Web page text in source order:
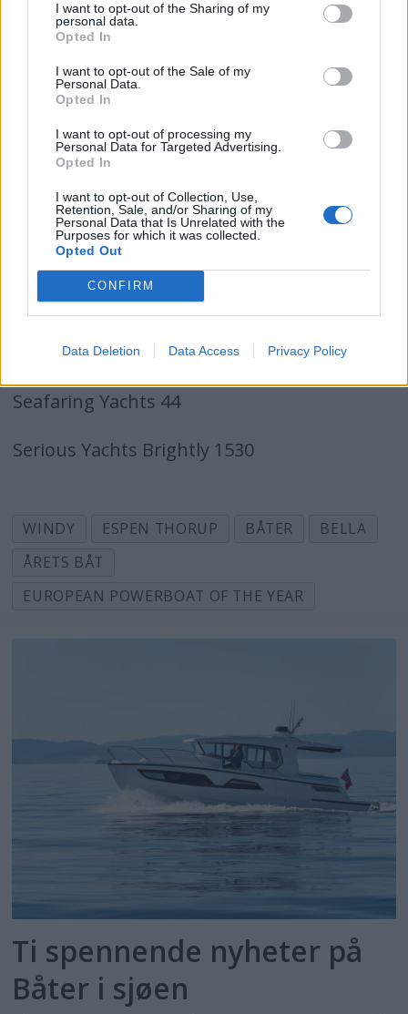
I want to opt-out of the Sharing of my
personal data.
Opted In
I want to opt-out of the Sale of my
Personal Data.
Opted In
I want to opt-out of processing my
Personal Data for Targeted Advertising.
Opted In
I want to opt-out of Collection, Use,
Retention, Sale, and/or Sharing of my
Personal Data that Is Unrelated with the
Purposes for which it was collected.
Opted Out
CONFIRM
Data Deletion Data Access Privacy Policy
Bénéteau GT50
Fairline Targa 63 GTO
Steeler NG 52 S Offshore
Sunseeker 66 Manhattan
Displacement
Boarncruiser Elegance 1500 CS
Delphia BluEscape 1200
Linssen GS 40.0 Sedan
Seafaring Yachts 44
Serious Yachts Brightly 1530
WINDY ESPEN THORUP BÅTER
BELLA
ÅRETS BÅT
EUROPEAN POWERBOAT OF THE YEAR
Ti spennende nyheter på
Båter i sjøen